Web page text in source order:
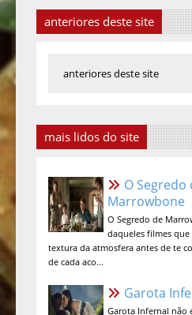
anteriores deste site
mais lidos do site
O Segredo
O Segredo de
daqueles filmes
textura da
conquistar pela lógica de cada
Garota Infernal não
classificar. A